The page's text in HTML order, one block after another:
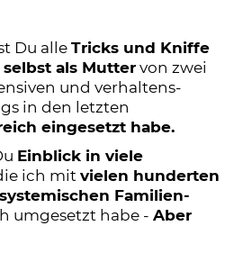
Du alle Tricks und Kniffe
selbst als Mutter von zwei
und verhaltens-
in den letzten
eingesetzt habe.
Einblick in viele
ich mit vielen hunderten
systemischen Familien-
umgesetzt habe - Aber